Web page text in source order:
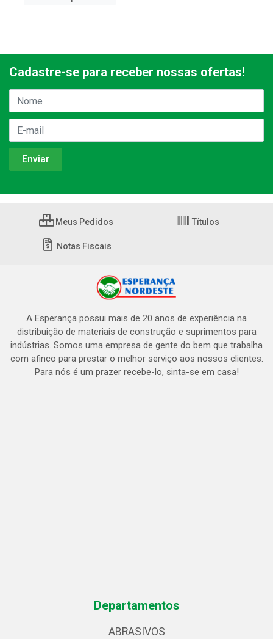
Cadastre-se para receber nossas ofertas!
Meus Pedidos Títulos
Notas Fiscais
A Esperança possui mais de 20 anos de experiência na
distribuição de materiais de construção e suprimentos para
indústrias. Somos uma empresa de gente do bem que trabalha
com afinco para prestar o melhor serviço aos nossos clientes.
Para nós é um prazer recebe-lo, sinta-se em casa!
Departamentos
ABRASIVOS